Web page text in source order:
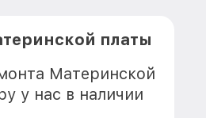
платы
Материнской
у нас в наличии